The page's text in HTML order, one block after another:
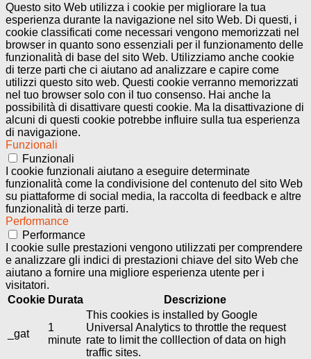
Questo sito Web utilizza i cookie per migliorare la tua
esperienza durante la navigazione nel sito Web. Di questi, i
cookie classificati come necessari vengono memorizzati nel
browser in quanto sono essenziali per il funzionamento delle
funzionalità di base del sito Web. Utilizziamo anche cookie
di terze parti che ci aiutano ad analizzare e capire come
utilizzi questo sito web. Questi cookie verranno memorizzati
nel tuo browser solo con il tuo consenso. Hai anche la
possibilità di disattivare questi cookie. Ma la disattivazione di
alcuni di questi cookie potrebbe influire sulla tua esperienza
di navigazione.
Funzionali
Funzionali
I cookie funzionali aiutano a eseguire determinate
funzionalità come la condivisione del contenuto del sito Web
su piattaforme di social media, la raccolta di feedback e altre
funzionalità di terze parti.
Performance
Performance
I cookie sulle prestazioni vengono utilizzati per comprendere
e analizzare gli indici di prestazioni chiave del sito Web che
aiutano a fornire una migliore esperienza utente per i
visitatori.
Cookie Durata Descrizione
_gat
1
minute
This cookies is installed by Google
Universal Analytics to throttle the request
rate to limit the colllection of data on high
traffic sites.